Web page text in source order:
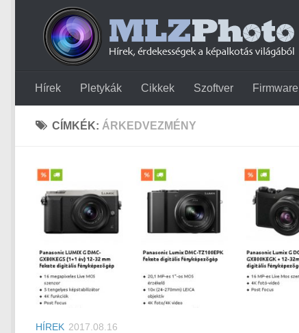
Hírek Pletykák Cikkek Szoftver Firmware
CÍMKÉK: ÁRKEDVEZMÉNY
HÍREK 2017.08.16